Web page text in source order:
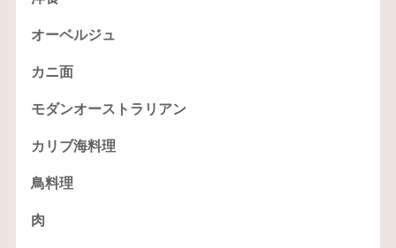
オーベルジュ
カニ面
モダンオーストラリアン
カリブ海料理
鳥料理
肉